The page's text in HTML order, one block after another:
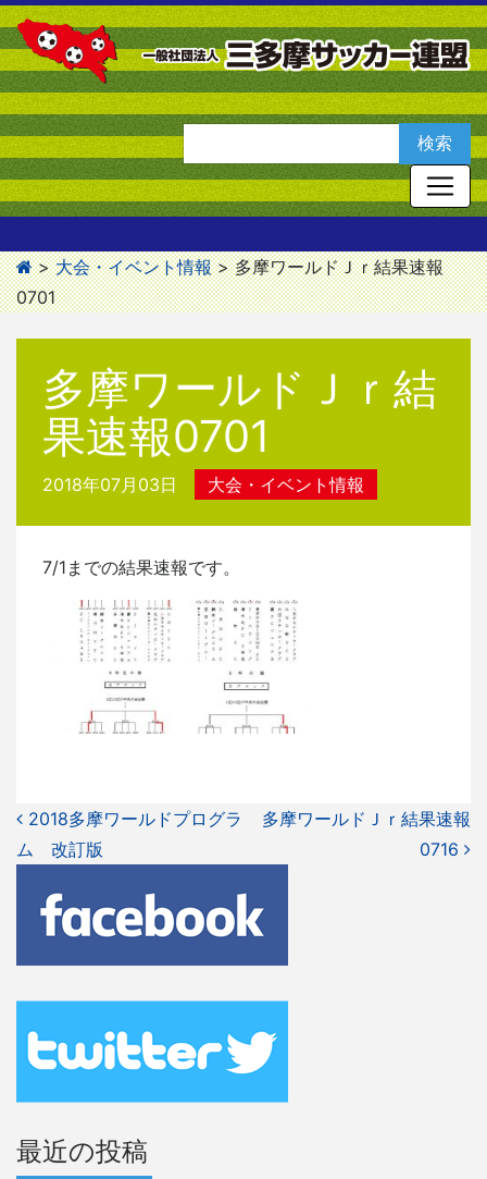
>大会・イベント情報>多摩ワールドＪｒ結果速報
0701
多摩ワールドＪｒ結
果速報0701
2018年07月03日 大会・イベント情報
7/1までの結果速報です。
投
稿
ナ
ビ
ゲ
ー
シ
2018多摩ワールドプログラ
ム 改訂版
多摩ワールドＪｒ結果速報
0716
最近の投稿